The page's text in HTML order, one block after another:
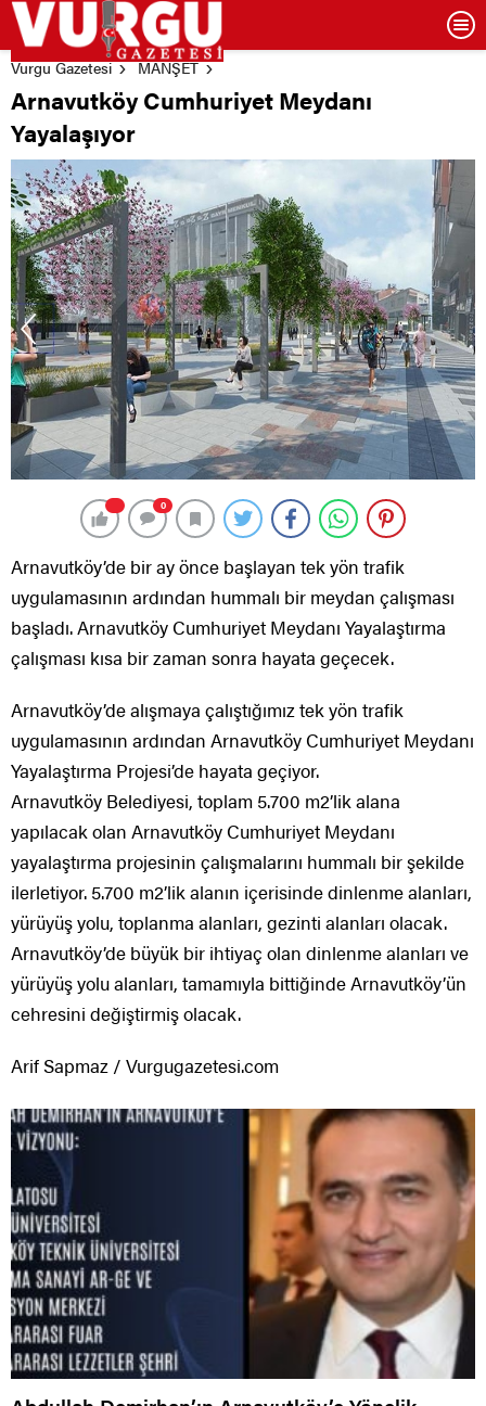
Vurgu Gazetesi MANŞET
Arnavutköy Cumhuriyet Meydanı
Yayalaşıyor
0
Arnavutköy’de bir ay önce başlayan tek yön trafik
uygulamasının ardından hummalı bir meydan çalışması
başladı. Arnavutköy Cumhuriyet Meydanı Yayalaştırma
çalışması kısa bir zaman sonra hayata geçecek.
Arnavutköy’de alışmaya çalıştığımız tek yön trafik
uygulamasının ardından Arnavutköy Cumhuriyet Meydanı
Yayalaştırma Projesi’de hayata geçiyor.
Arnavutköy Belediyesi, toplam 5.700 m2’lik alana
yapılacak olan Arnavutköy Cumhuriyet Meydanı
yayalaştırma projesinin çalışmalarını hummalı bir şekilde
ilerletiyor. 5.700 m2’lik alanın içerisinde dinlenme alanları,
yürüyüş yolu, toplanma alanları, gezinti alanları olacak.
Arnavutköy’de büyük bir ihtiyaç olan dinlenme alanları ve
yürüyüş yolu alanları, tamamıyla bittiğinde Arnavutköy’ün
cehresini değiştirmiş olacak.
Arif Sapmaz / Vurgugazetesi.com